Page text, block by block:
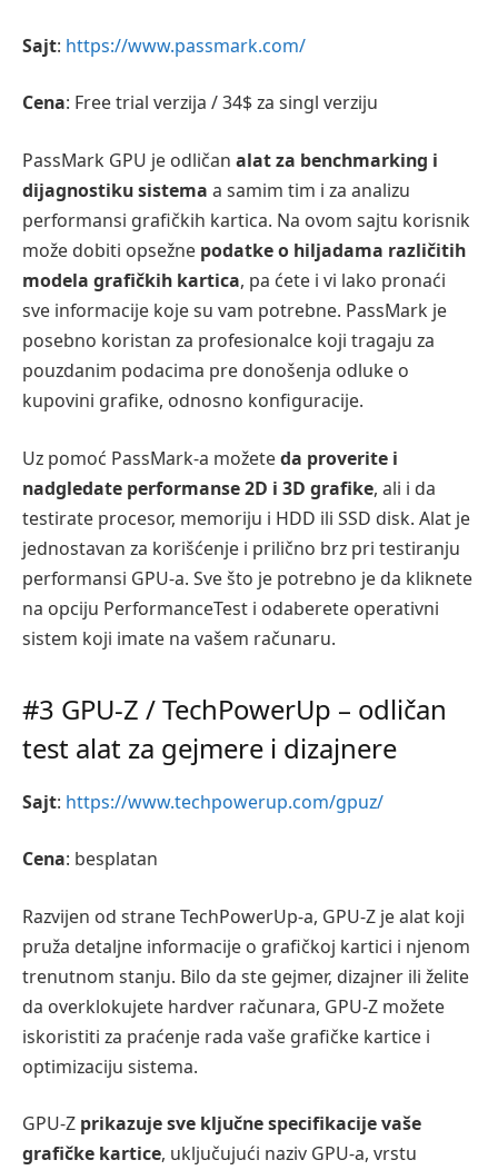
Sajt: https://www.passmark.com/
Cena: Free trial verzija / 34$ za singl verziju
PassMark GPU je odličan alat za benchmarking i
dijagnostiku sistema a samim tim i za analizu
performansi grafičkih kartica. Na ovom sajtu korisnik
može dobiti opsežne podatke o hiljadama različitih
modela grafičkih kartica, pa ćete i vi lako pronaći
sve informacije koje su vam potrebne. PassMark je
posebno koristan za profesionalce koji tragaju za
pouzdanim podacima pre donošenja odluke o
kupovini grafike, odnosno konfiguracije.
Uz pomoć PassMark-a možeteda proverite i
nadgledate performanse 2D i 3D grafike, ali i da
testirate procesor, memoriju i HDD ili SSD disk. Alat je
jednostavan za korišćenje i prilično brz pri testiranju
performansi GPU-a. Sve što je potrebno je da kliknete
na opciju PerformanceTest i odaberete operativni
sistem koji imate na vašem računaru.
#3 GPU-Z / TechPowerUp – odličan
test alat za gejmere i dizajnere
Sajt: https://www.techpowerup.com/gpuz/
Cena: besplatan
Razvijen od strane TechPowerUp-a, GPU-Z je alat koji
pruža detaljne informacije o grafičkoj kartici i njenom
trenutnom stanju. Bilo da ste gejmer, dizajner ili želite
da overklokujete hardver računara, GPU-Z možete
iskoristiti za praćenje rada vaše grafičke kartice i
optimizaciju sistema.
GPU-Z prikazuje sve ključne specifikacije vaše
grafičke kartice, uključujući naziv GPU-a, vrstu